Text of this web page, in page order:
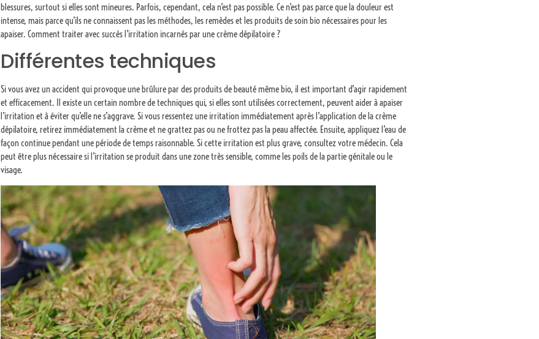
blessures, surtout si elles sont mineures. Parfois, cependant, cela n’est pas possible. Ce n’est pas parce que la douleur est
intense, mais parce qu’ils ne connaissent pas les méthodes, les remèdes et les produits de soin bio nécessaires pour les
apaiser. Comment traiter avec succès l’irritation incarnés par une crème dépilatoire ?
Différentes techniques
Si vous avez un accident qui provoque une brûlure par des produits de beauté même bio, il est important d’agir rapidement
et efficacement. Il existe un certain nombre de techniques qui, si elles sont utilisées correctement, peuvent aider à apaiser
l’irritation et à éviter qu’elle ne s’aggrave. Si vous ressentez une irritation immédiatement après l’application de la crème
dépilatoire, retirez immédiatement la crème et ne grattez pas ou ne frottez pas la peau affectée. Ensuite, appliquez l’eau de
façon continue pendant une période de temps raisonnable. Si cette irritation est plus grave, consultez votre médecin. Cela
peut être plus nécessaire si l’irritation se produit dans une zone très sensible, comme les poils de la partie génitale ou le
visage.